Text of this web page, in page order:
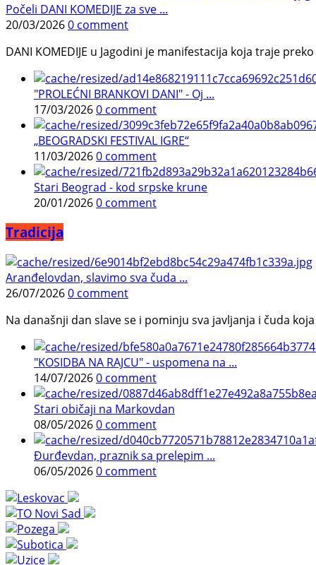
Počeli DANI KOMEDIJE za sve ...
20/03/20260 comment
DANI KOMEDIJE u Jagodini je manifestacija koja traje
"PROLEĆNI BRANKOVI DANI" - Oj ...
17/03/20260 comment
„BEOGRADSKI FESTIVAL IGRE“
11/03/20260 comment
Stari Beograd - kod srpske krune
20/01/20260 comment
Tradicija
Aranđelovdan, slavimo sva čuda ...
26/07/20260 comment
Na današnji dan slave se i pominju sva javljanja i čuda
"KOSIDBA NA RAJCU" - uspomena na ...
14/07/20260 comment
Stari običaji na Markovdan
08/05/20260 comment
Đurđevdan, praznik sa prelepim ...
06/05/20260 comment